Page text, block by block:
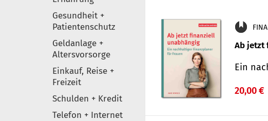
Gesundheit +
Patientenschutz
Geldanlage +
Altersvorsorge
Einkauf, Reise +
Freizeit
Schulden + Kredit
Telefon + Internet
Ab jetzt
Ein
20,00 €